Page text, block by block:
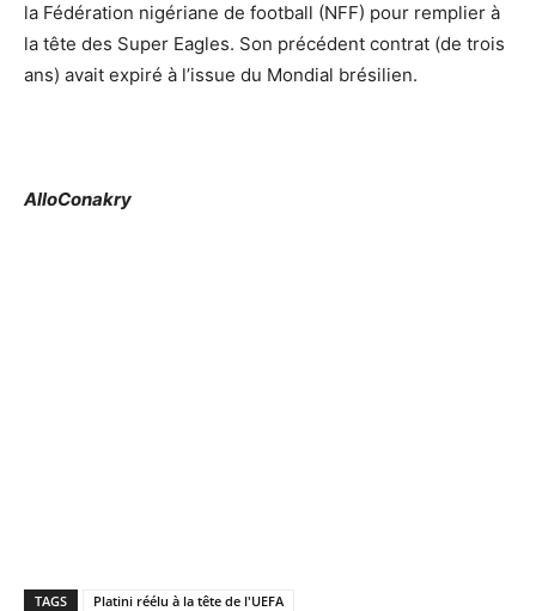
la Fédération nigériane de football (NFF) pour remplier à
la tête des Super Eagles. Son précédent contrat (de trois
ans) avait expiré à l’issue du Mondial brésilien.
AlloConakry
TAGS Platini réélu à la tête de l'UEFA